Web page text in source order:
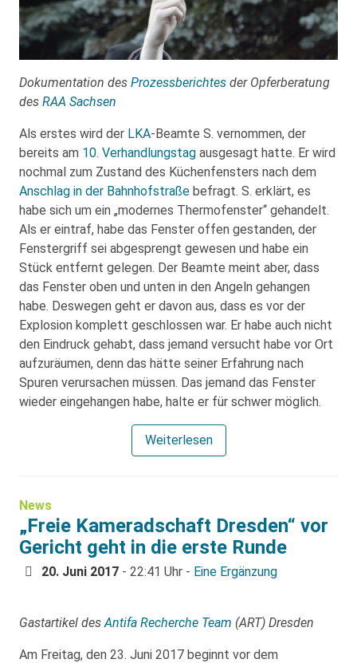
Dokumentation des Prozessberichtes der Opferberatung
des RAA Sachsen
Als erstes wird der LKA-Beamte S. vernommen, der
bereits am 10. Verhandlungstag ausgesagt hatte. Er wird
nochmal zum Zustand des Küchenfensters nach dem
Anschlag in der Bahnhofstraße befragt. S. erklärt, es
habe sich um ein „modernes Thermofenster“ gehandelt.
Als er eintraf, habe das Fenster offen gestanden, der
Fenstergriff sei abgesprengt gewesen und habe ein
Stück entfernt gelegen. Der Beamte meint aber, dass
das Fenster oben und unten in den Angeln gehangen
habe. Deswegen geht er davon aus, dass es vor der
Explosion komplett geschlossen war. Er habe auch nicht
den Eindruck gehabt, dass jemand versucht habe vor Ort
aufzuräumen, denn das hätte seiner Erfahrung nach
Spuren verursachen müssen. Das jemand das Fenster
wieder eingehangen habe, halte er für schwer möglich.
Weiterlesen
News
„Freie Kameradschaft Dresden“ vor
Gericht geht in die erste Runde
20. Juni 2017 - 22:41 Uhr - Eine Ergänzung
Gastartikel desAntifa Recherche Team (ART) Dresden
Am Freitag, den 23. Juni 2017 beginnt vor dem